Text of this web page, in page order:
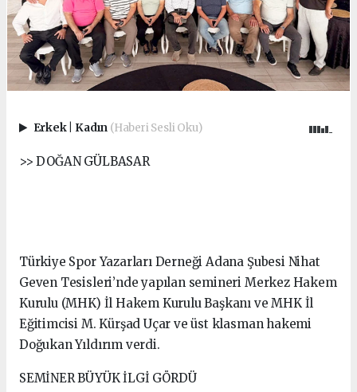
Erkek Kadın (Haberi Sesli Oku)
>> DOĞAN GÜLBASAR
Türkiye Spor Yazarları Derneği Adana Şubesi Nihat
Geven Tesisleri’nde yapılan semineri Merkez Hakem
Kurulu (MHK) İl Hakem Kurulu Başkanı ve MHK İl
Eğitimcisi M. Kürşad Uçar ve üst klasman hakemi
Doğukan Yıldırım verdi.
SEMİNER BÜYÜK İLGİ GÖRDÜ